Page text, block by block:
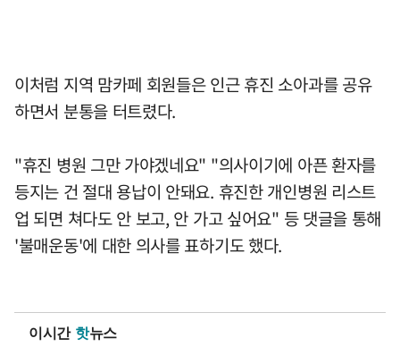
이처럼 지역 맘카페 회원들은 인근 휴진 소아과를 공유
하면서 분통을 터트렸다.
"휴진 병원 그만 가야겠네요" "의사이기에 아픈 환자를
등지는 건 절대 용납이 안돼요. 휴진한 개인병원 리스트
업 되면 쳐다도 안 보고, 안 가고 싶어요" 등 댓글을 통해
'불매운동'에 대한 의사를 표하기도 했다.
이시간 핫뉴스